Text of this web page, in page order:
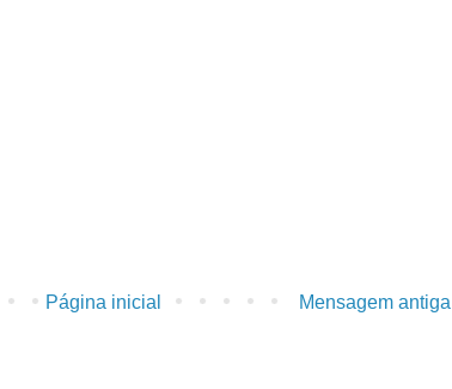
Mensagem antiga
Página inicial